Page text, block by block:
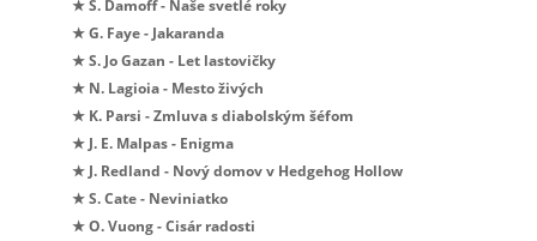
★ S. Damoff - Naše svetlé roky
★ G. Faye - Jakaranda
★ S. Jo Gazan - Let lastovičky
★ N. Lagioia - Mesto živých
★ K. Parsi - Zmluva s diabolským šéfom
★ J. E. Malpas - Enigma
★ J. Redland - Nový domov v Hedgehog Hollow
★ S. Cate - Neviniatko
★ O. Vuong - Cisár radosti